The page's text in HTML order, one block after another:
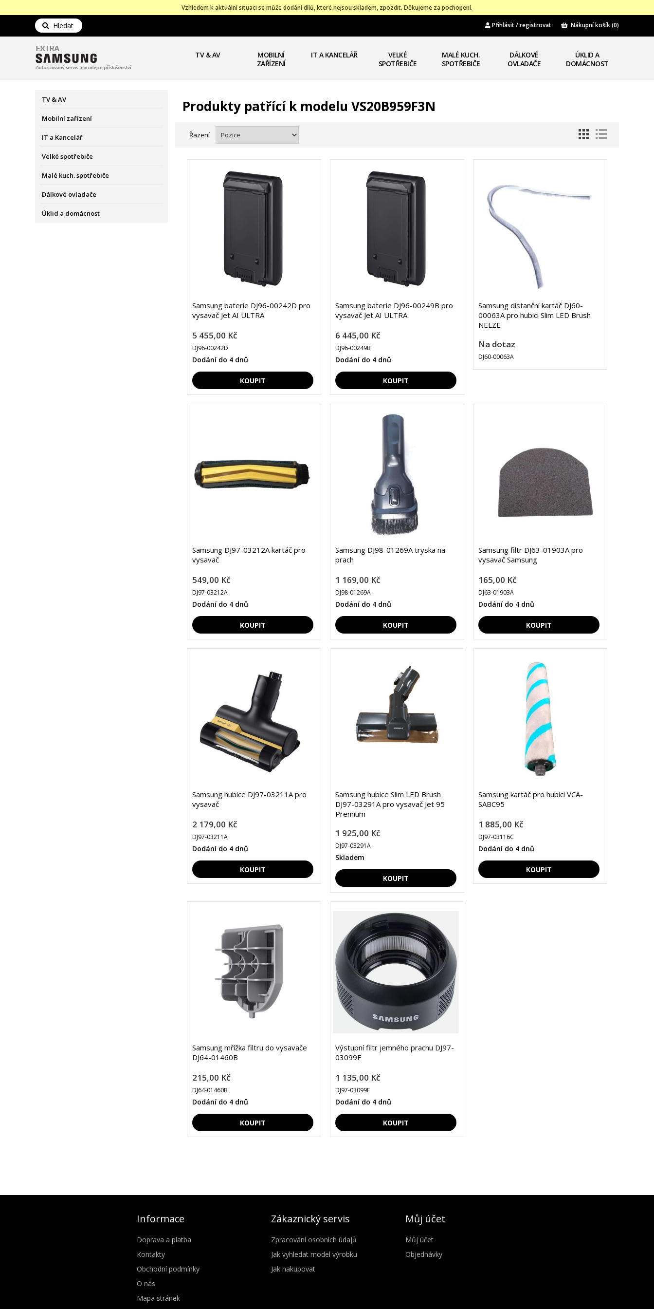
Vzhledem k aktuální situaci se může dodání dílů, které nejsou skladem, zpozdit. Děkujeme za pochopení.
Hledat Přihlásit / registrovat Nákupní košík(0)
TV & AV
MOBILNÍ
ZAŘÍZENÍ
IT A KANCELÁŘ
VELKÉ
SPOTŘEBIČE
MALÉ KUCH.
SPOTŘEBIČE
DÁLKOVÉ
OVLADAČE
ÚKLID A
DOMÁCNOST
TV & AV
Mobilní zařízení
IT a Kancelář
Velké spotřebiče
Malé kuch. spotřebiče
Dálkové ovladače
Úklid a domácnost
Produkty patřící k modelu VS20B959F3N
Řazení
Samsung baterie DJ96-00242D pro
vysavač Jet AI ULTRA
5 455,00 Kč
DJ96-00242D
Dodání do 4 dnů
Samsung baterie DJ96-00249B pro
vysavač Jet AI ULTRA
6 445,00 Kč
DJ96-00249B
Dodání do 4 dnů
Samsung distanční kartáč DJ60-
00063A pro hubici Slim LED Brush
NELZE
Na dotaz
DJ60-00063A
Samsung DJ97-03212A kartáč pro
vysavač
549,00 Kč
DJ97-03212A
Dodání do 4 dnů
Samsung DJ98-01269A tryska na
prach
1 169,00 Kč
DJ98-01269A
Dodání do 4 dnů
Samsung filtr DJ63-01903A pro
vysavač Samsung
165,00 Kč
DJ63-01903A
Dodání do 4 dnů
Samsung hubice DJ97-03211A pro
vysavač
2 179,00 Kč
DJ97-03211A
Dodání do 4 dnů
Samsung hubice Slim LED Brush
DJ97-03291A pro vysavač Jet 95
Premium
1 925,00 Kč
DJ97-03291A
Skladem
Samsung kartáč pro hubici VCA-
SABC95
1 885,00 Kč
DJ97-03116C
Dodání do 4 dnů
Samsung mřížka filtru do vysavače
DJ64-01460B
215,00 Kč
DJ64-01460B
Dodání do 4 dnů
Výstupní filtr jemného prachu DJ97-
03099F
1 135,00 Kč
DJ97-03099F
Dodání do 4 dnů
Informace
Doprava a platba
Kontakty
Obchodní podmínky
O nás
Mapa stránek
Zákaznický servis
Zpracování osobních údajů
Jak vyhledat model výrobku
Jak nakupovat
Můj účet
Můj účet
Objednávky